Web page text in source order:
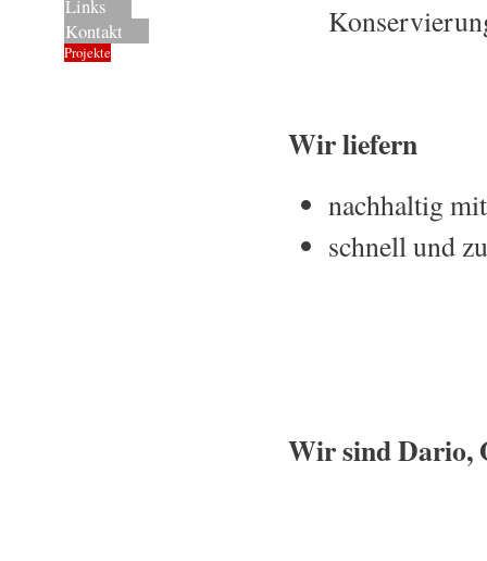
Links
Kontakt
Projekte
Wir liefern
nachhaltig
schnell und
Wir sind Dario,